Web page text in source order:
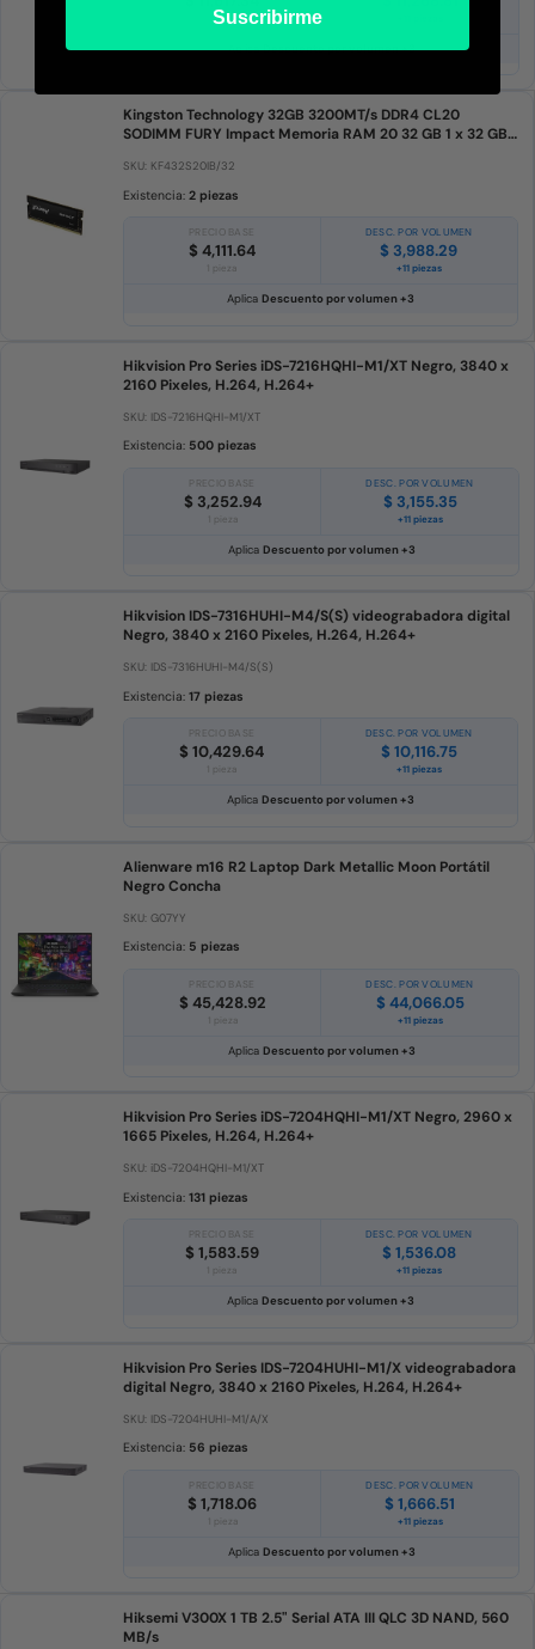
1 pieza
AplicaDescuento por volumen +3
Kingston Technology 32GB 3200MT/s DDR4 CL20
SODIMM FURY Impact Memoria RAM 20 32 GB 1 x 32 GB
SKU: KF432S20IB/32
Existencia: 2 piezas
PRECIO BASE
$ 4,111.64
1 pieza
DESC. POR VOLUMEN
$ 3,988.29
+11 piezas
Aplica Descuento por volumen +3
Hikvision Pro Series iDS-7216HQHI-M1/XT Negro, 3840 x
2160 Pixeles, H.264, H.264+
SKU: IDS-7216HQHI-M1/XT
Existencia: 500 piezas
PRECIO BASE
$ 3,252.94
1 pieza
DESC. POR VOLUMEN
$ 3,155.35
+11 piezas
Aplica Descuento por volumen +3
Hikvision IDS-7316HUHI-M4/S(S) videograbadora digital
Negro, 3840 x 2160 Pixeles, H.264, H.264+
SKU: IDS-7316HUHI-M4/S(S)
Existencia: 17 piezas
PRECIO BASE
$ 10,429.64
1 pieza
DESC. POR VOLUMEN
$ 10,116.75
+11 piezas
Aplica Descuento por volumen +3
Alienware m16 R2 Laptop Dark Metallic Moon Portátil
Negro Concha
SKU: G07YY
Existencia: 5 piezas
PRECIO BASE
$ 45,428.92
1 pieza
DESC. POR VOLUMEN
$ 44,066.05
+11 piezas
Aplica Descuento por volumen +3
Hikvision Pro Series iDS-7204HQHI-M1/XT Negro, 2960 x
1665 Pixeles, H.264, H.264+
SKU: iDS-7204HQHI-M1/XT
Existencia: 131 piezas
PRECIO BASE
$ 1,583.59
1 pieza
DESC. POR VOLUMEN
$ 1,536.08
+11 piezas
Aplica Descuento por volumen +3
Hikvision Pro Series IDS-7204HUHI-M1/X videograbadora
digital Negro, 3840 x 2160 Pixeles, H.264, H.264+
SKU: IDS-7204HUHI-M1/A/X
Existencia: 56 piezas
PRECIO BASE
$ 1,718.06
1 pieza
DESC. POR VOLUMEN
$ 1,666.51
+11 piezas
Aplica Descuento por volumen +3
Hiksemi V300X 1 TB 2.5" Serial ATA III QLC 3D NAND, 560
MB/s
Suscribirme